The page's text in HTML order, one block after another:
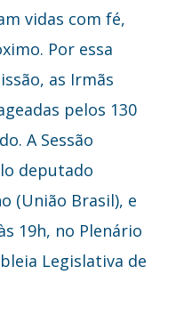
vidas com fé,
Por essa
as Irmãs
pelos 130
A Sessão
deputado
(União Brasil), e
19h, no Plenário
Legislativa de